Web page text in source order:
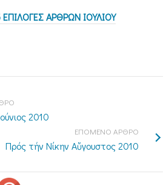
ΕΠΙΛΟΓΕΣ ΑΡΘΡΩΝ ΙΟΥΛΙΟΥ
2010
ΕΠΟΜΕΝΟ ΑΡΘΡΟ
Πρός τήν Νίκην Αὔγουστος 2010